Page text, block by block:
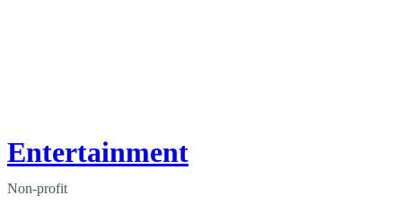
Entertainment
Non-profit